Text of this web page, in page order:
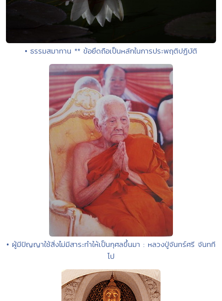
• ธรรมสมาทาน ** ข้อยึดถือเป็นหลักในการประพฤติปฏิบัติ
• ผู้มีปัญญาใช้สิ่งไม่มีสาระทำให้เป็นกุศลขึ้นมา : หลวงปู่จันทร์ศรี จันทที
โป